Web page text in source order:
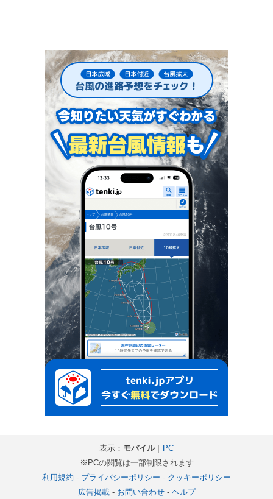
表示： モバイル｜ PC
※PCの閲覧は一部制限されます
利用規約 - プライバシーポリシー - クッキーポリシー
広告掲載- お問い合わせ- ヘルプ